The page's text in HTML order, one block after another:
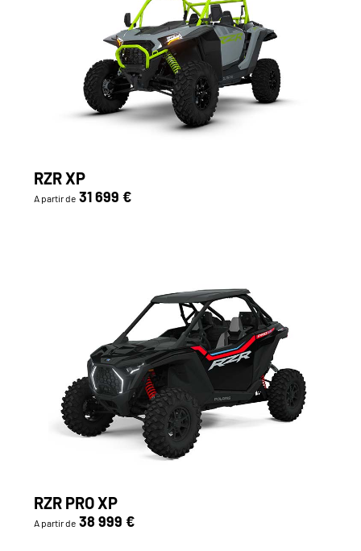
RZR XP
A partir de 31 699 €
RZR PRO XP
A partir de 38 999 €